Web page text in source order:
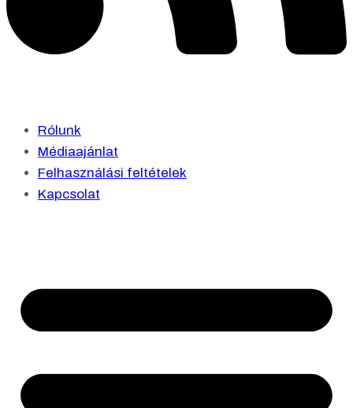
Rólunk
Médiaajánlat
Felhasználási feltételek
Kapcsolat